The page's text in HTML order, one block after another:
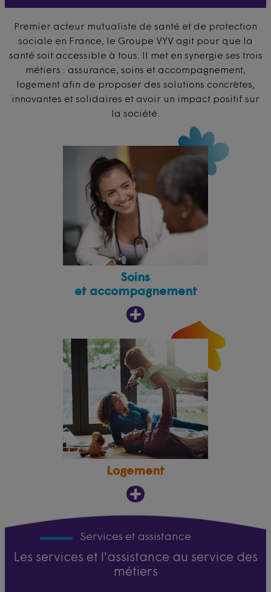
Premier acteur mutualiste de santé et de protection
sociale en France, le Groupe VYV agit pour que la
santé soit accessible à tous. Il met en synergie ses trois
métiers : assurance, soins et accompagnement,
logement afin de proposer des solutions concrètes,
innovantes et solidaires et avoir un impact positif sur
la société.
Soins
et accompagnement
Logement
Services et assistance
Les services et l'assistance au service des
métiers